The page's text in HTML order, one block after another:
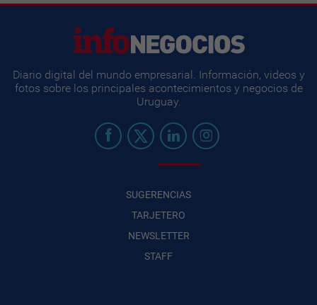
Diario digital del mundo empresarial. Información, videos y
fotos sobre los principales acontecimientos y negocios de
Uruguay.
SUGERENCIAS
TARJETERO
NEWSLETTER
STAFF